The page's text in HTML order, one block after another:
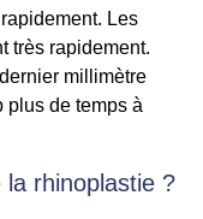
Les
très rapidement.
millimètre
plus de temps à
la rhinoplastie ?